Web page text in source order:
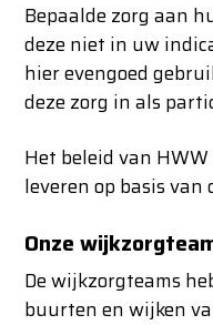
Bepaalde zorg aan
deze niet in uw
hier evengoed
deze zorg in als
Het beleid van
leveren op basis van
Onze
De wijkzorgteams
buurten en wijken